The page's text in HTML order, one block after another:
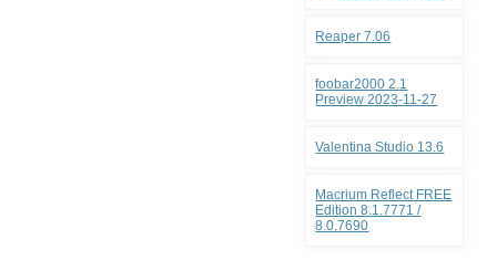
Reaper 7.06
foobar2000 2.1
Preview 2023-11-27
Valentina Studio 13.6
Macrium Reflect FREE
Edition 8.1.7771 /
8.0.7690